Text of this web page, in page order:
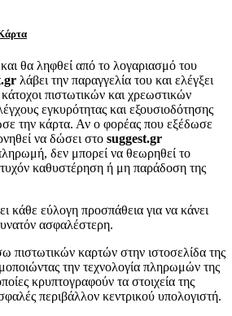
θα ληφθεί από το λογαριασμό του
λάβει την παραγγελία του και ελέγξει
πιστωτικών και χρεωστικών
εγκυρότητας και εξουσιοδότησης
την κάρτα. Αν ο φορέας που εξέδωσε
να δώσει στο suggest.gr
δεν μπορεί να θεωρηθεί το
τυχόν καθυστέρηση ή μη παράδοση της
κάθε εύλογη προσπάθεια για να κάνει
ασφαλέστερη.
πιστωτικών καρτών στην ιστοσελίδα της
την τεχνολογία πληρωμών της
κρυπτογραφούν τα στοιχεία της
περιβάλλον κεντρικού υπολογιστή.